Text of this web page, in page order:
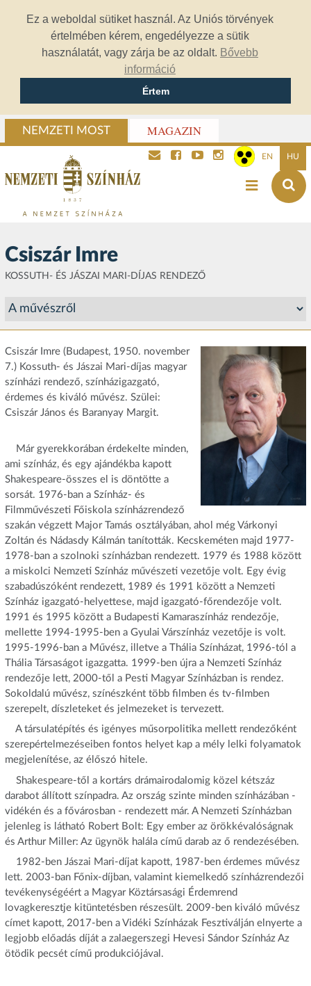
Ez a weboldal sütiket használ. Az Uniós törvények
értelmében kérem, engedélyezze a sütik
használatát, vagy zárja be az oldalt. Bővebb
információ
Értem
NEMZETI MOST MAGAZIN
EN HU
Csiszár Imre
KOSSUTH- ÉS JÁSZAI MARI-DÍJAS RENDEZŐ
Csiszár Imre (Budapest, 1950. november
7.) Kossuth- és Jászai Mari-díjas magyar
színházi rendező, színházigazgató,
érdemes és kiváló művész. Szülei:
Csiszár János és Baranyay Margit.
Már gyerekkorában érdekelte minden,
ami színház, és egy ajándékba kapott
Shakespeare-összes el is döntötte a
sorsát. 1976-ban a Színház- és
Filmművészeti Főiskola színházrendező
szakán végzett Major Tamás osztályában, ahol még Várkonyi
Zoltán és Nádasdy Kálmán tanították. Kecskeméten majd 1977-
1978-ban a szolnoki színházban rendezett. 1979 és 1988 között
a miskolci Nemzeti Színház művészeti vezetője volt. Egy évig
szabadúszóként rendezett, 1989 és 1991 között a Nemzeti
Színház igazgató-helyettese, majd igazgató-főrendezője volt.
1991 és 1995 között a Budapesti Kamaraszínház rendezője,
mellette 1994-1995-ben a Gyulai Várszínház vezetője is volt.
1995-1996-ban a Művész, illetve a Thália Színházat, 1996-tól a
Thália Társaságot igazgatta. 1999-ben újra a Nemzeti Színház
rendezője lett, 2000-től a Pesti Magyar Színházban is rendez.
Sokoldalú művész, színészként több filmben és tv-filmben
szerepelt, díszleteket és jelmezeket is tervezett.
A társulatépítés és igényes műsorpolitika mellett rendezőként
szerepértelmezéseiben fontos helyet kap a mély lelki folyamatok
megjelenítése, az élőszó hitele.
Shakespeare-től a kortárs drámairodalomig közel kétszáz
darabot állított színpadra. Az ország szinte minden színházában -
vidékén és a fővárosban - rendezett már. A Nemzeti Színházban
jelenleg is látható Robert Bolt: Egy ember az örökkévalóságnak
és Arthur Miller: Az ügynök halála című darab az ő rendezésében.
1982-ben Jászai Mari-díjat kapott, 1987-ben érdemes művész
lett. 2003-ban Főnix-díjban, valamint kiemelkedő színházrendezői
tevékenységéért a Magyar Köztársasági Érdemrend
lovagkeresztje kitüntetésben részesült. 2009-ben kiváló művész
címet kapott, 2017-ben a Vidéki Színházak Fesztiválján elnyerte a
legjobb előadás díját a zalaegerszegi Hevesi Sándor Színház Az
ötödik pecsét című produkciójával.